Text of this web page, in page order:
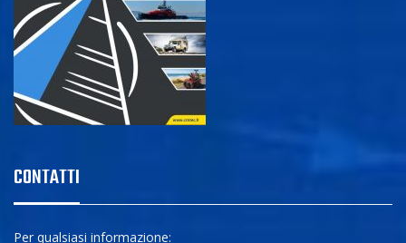
CONTATTI
Per qualsiasi informazione: